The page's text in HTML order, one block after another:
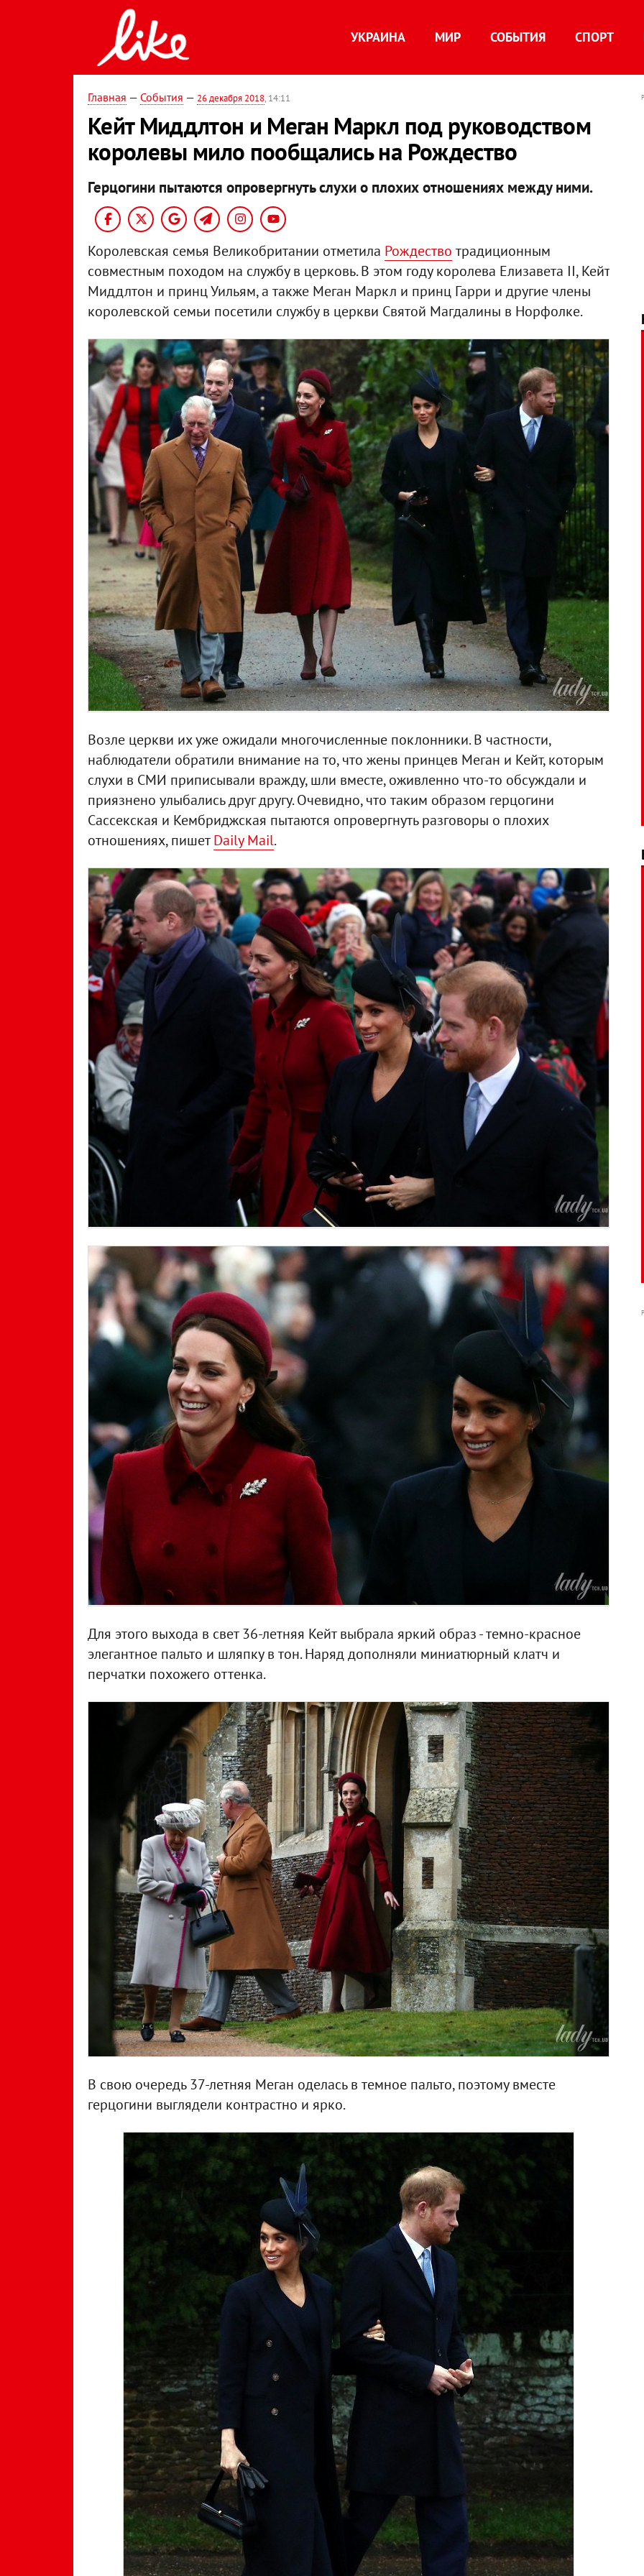
УКРАИНА МИР СОБЫТИЯ СПОРТ
Главная — События — 26 декабря 2018, 14:11
Кейт Миддлтон и Меган Маркл под руководством
королевы мило пообщались на Рождество
Герцогини пытаются опровергнуть слухи о плохих отношениях между ними.
Королевская семья Великобритании отметила Рождество традиционным
совместным походом на службу в церковь. В этом году королева Елизавета II, Кейт
Миддлтон и принц Уильям, а также Меган Маркл и принц Гарри и другие члены
королевской семьи посетили службу в церкви Святой Магдалины в Норфолке.
Возле церкви их уже ожидали многочисленные поклонники. В частности,
наблюдатели обратили внимание на то, что жены принцев Меган и Кейт, которым
слухи в СМИ приписывали вражду, шли вместе, оживленно что-то обсуждали и
приязнено улыбались друг другу. Очевидно, что таким образом герцогини
Сассекская и Кембриджская пытаются опровергнуть разговоры о плохих
отношениях, пишетDaily Mail.
Для этого выхода в свет 36-летняя Кейт выбрала яркий образ - темно-красное
элегантное пальто и шляпку в тон. Наряд дополняли миниатюрный клатч и
перчатки похожего оттенка.
В свою очередь 37-летняя Меган оделась в темное пальто, поэтому вместе
герцогини выглядели контрастно и ярко.